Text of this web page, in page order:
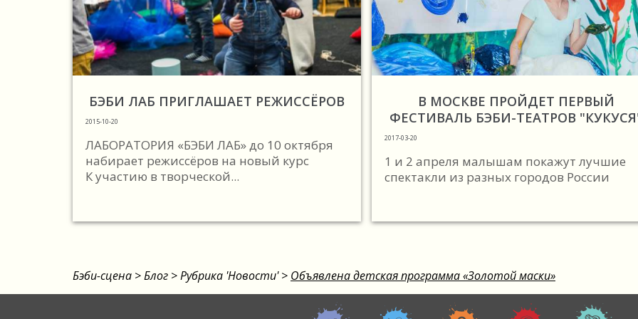
БЭБИ ЛАБ ПРИГЛАШАЕТ РЕЖИССЁРОВ
2015-10-20
ЛАБОРАТОРИЯ «БЭБИ ЛАБ» до 10 октября
набирает режиссёров на новый курс
К участию в творческой...
В МОСКВЕ ПРОЙДЕТ ПЕРВЫЙ
ФЕСТИВАЛЬ БЭБИ-ТЕАТРОВ
2017-03-20
1 и 2 апреля малышам покажут лучшие
спектакли из разных городов России
Бэби-сцена >Блог >Рубрика 'Новости' > Объявлена детская программа «Золотой маски»